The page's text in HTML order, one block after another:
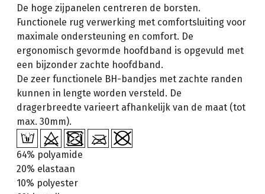
De hoge zijpanelen centreren de borsten.
Functionele rug verwerking met comfortsluiting voor
maximale ondersteuning en comfort. De
ergonomisch gevormde hoofdband is opgevuld met
een bijzonder zachte hoofdband.
De zeer functionele BH-bandjes met zachte randen
kunnen in lengte worden versteld. De
dragerbreedte varieert afhankelijk van de maat (tot
max. 30mm).
64% polyamide
20% elastaan
10% polyester